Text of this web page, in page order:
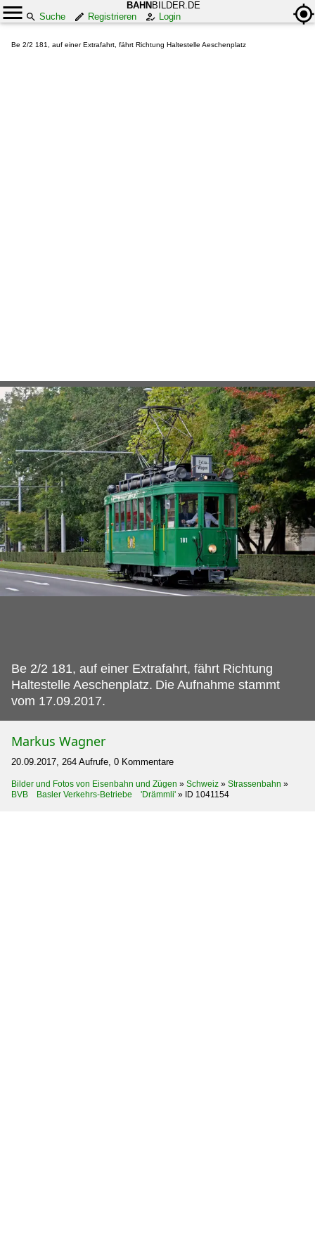
BAHN BILDER.DE
Suche
Registrieren Login
Be 2/2 181, auf einer Extrafahrt, fährt Richtung Haltestelle Aeschenplatz
Be 2/2 181, auf einer Extrafahrt, fährt Richtung
Haltestelle Aeschenplatz. Die Aufnahme stammt
vom 17.09.2017.
Markus Wagner
20.09.2017, 264 Aufrufe, 0 Kommentare
Bilder und Fotos von Eisenbahn und Zügen » Schweiz » Strassenbahn »
BVB Basler Verkehrs-Betriebe 'Drämmli' » ID 1041154